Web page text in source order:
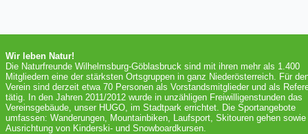
Wir leben Natur!
Die Naturfreunde Wilhelmsburg-Göblasbruck sind mit ihren mehr als 1.400
Mitgliedern eine der stärksten Ortsgruppen in ganz Niederösterreich. Für
Verein sind derzeit etwa 70 Personen als Vorstandsmitglieder und als
tätig. In den Jahren 2011/2012 wurde in unzähligen Freiwilligenstunden das
Vereinsgebäude, unser HUGO, im Stadtpark errichtet. Die Sportangebote
umfassen: Wanderungen, Mountainbiken, Laufsport, Skitouren gehen sowie
Ausrichtung von Kinderski- und Snowboardkursen.